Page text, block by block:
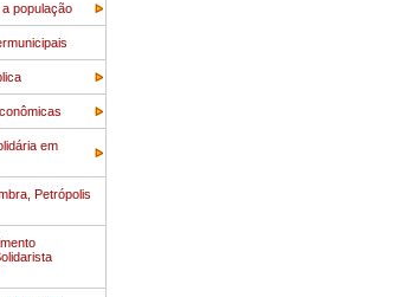
população
em
Petrópolis